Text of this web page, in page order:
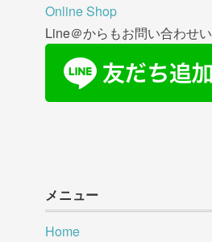
Online Shop
Line＠からもお問い合わせい
メニュー
Home